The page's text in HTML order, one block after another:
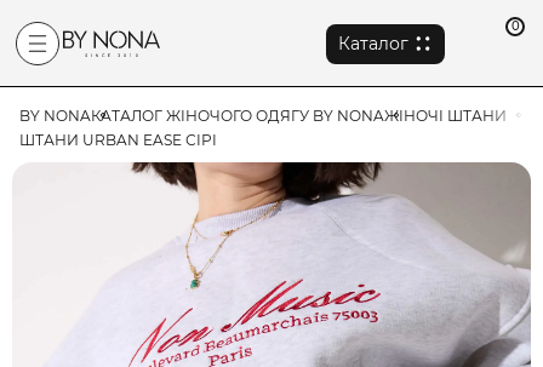
Каталог
0
BY NONAКАТАЛОГ ЖІНОЧОГО ОДЯГУ BY NONAЖІНОЧІ ШТАНИ
ШТАНИ URBAN EASE СІРІ